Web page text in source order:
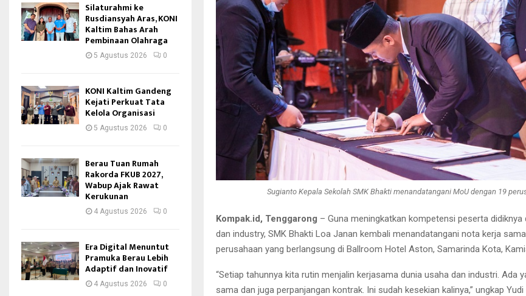
Sugianto Kepala Sekolah SMK Bhakti menandatangani MoU dengan 19
Kompak.id, Tenggarong – Guna meningkatkan kompetensi peserta didiknya
dan industry, SMK Bhakti Loa Janan kembali menandatangani nota kerja
perusahaan yang berlangsung di Ballroom Hotel Aston, Samarinda Kota,
“Setiap tahunnya kita rutin menjalin kerjasama dunia usaha dan industri. Ada
sama dan juga perpanjangan kontrak. Ini sudah kesekian kalinya,” ungkap
Silaturahmi ke
Rusdiansyah Aras, KONI
Kaltim Bahas Arah
Pembinaan Olahraga
5 Agustus 2026 0
KONI Kaltim Gandeng
Kejati Perkuat Tata
Kelola Organisasi
5 Agustus 2026 0
Berau Tuan Rumah
Rakorda FKUB 2027,
Wabup Ajak Rawat
Kerukunan
4 Agustus 2026 0
Era Digital Menuntut
Pramuka Berau Lebih
Adaptif dan Inovatif
4 Agustus 2026 0